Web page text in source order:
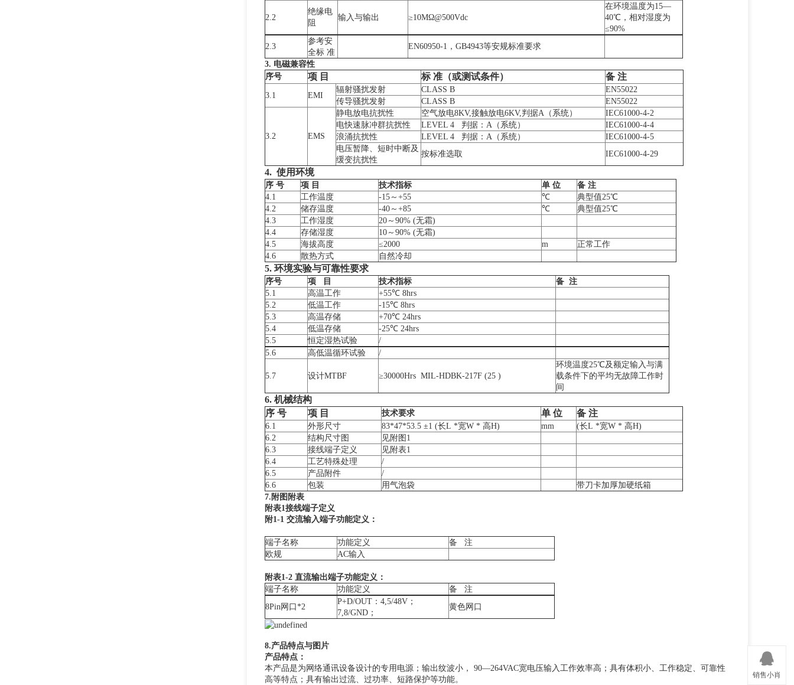
2.2
绝缘电
阻
输入与输出 ≥10MΩ@500Vdc
在环境温度为15—
40℃，相对湿度为
≤90%
2.3
参考安
全标 准
EN60950-1，GB4943等安规标准要求
3. 电磁兼容性
序号
项 目 标 准（或测试条件） 备 注
3.1 EMI
辐射骚扰发射 CLASS B
EN55022
传导骚扰发射
CLASS B EN55022
3.2 EMS
静电放电抗扰性 空气放电8KV,接触放电6KV,判据A（系统）
IEC61000-4-2
电快速脉冲群抗扰性
LEVEL 4 判据：A（系统）
IEC61000-4-4
浪涌抗扰性
LEVEL 4 判据：A（系统）
IEC61000-4-5
电压暂降、短时中断及
缓变抗扰性
按标准选取 IEC61000-4-29
4. 使用环境
序 号 项 目 技术指标 单 位
备 注
4.1
工作温度 -15～+55 ℃
典型值25℃
4.2
储存温度 -40～+85 ℃
典型值25℃
4.3
工作湿度
20～90% (无霜)
4.4
存储湿度
10～90% (无霜)
4.5
海拔高度 ≤2000 m
正常工作
4.6
散热方式 自然冷却
5. 环境实验与可靠性要求
序号 项 目 技术指标
备 注
5.1
高温工作
+55℃ 8hrs
5.2
低温工作
-15℃ 8hrs
5.3
高温存储
+70℃ 24hrs
5.4
低温存储
-25℃ 24hrs
5.5
恒定湿热试验
/
5.6
高低温循环试验 /
5.7 设计MTBF ≥30000Hrs MIL-HDBK-217F (25 )
环境温度25℃及额定输入与满
载条件下的平均无故障工作时
间
6. 机械结构
序 号 项 目 技术要求 单 位 备 注
6.1 外形尺寸 83*47*53.5 ±1 (长L *宽W * 高H) mm
(长L *宽W * 高H)
6.2
结构尺寸图
见附图1
6.3
接线端子定义
见附表1
6.4
工艺特殊处理
/
6.5
产品附件
/
6.6
包装 用气泡袋
带刀卡加厚加硬纸箱
7.附图附表
附表1接线端子定义
附1-1 交流输入端子功能定义：
端子名称 功能定义
备 注
欧规
AC输入
附表1-2 直流输出端子功能定义：
端子名称
功能定义
备 注
8Pin网口*2
P+D/OUT：4,5/48V；
7,8/GND；
黄色网口
8.产品特点与图片
产品特点：
本产品是为网络通讯设备设计的专用电源；输出纹波小， 90—264VAC宽电压输入工作效率高；具有体积小、工作稳定、可靠性
高等特点；具有输出过流、过功率、短路保护等功能。
销售小肖